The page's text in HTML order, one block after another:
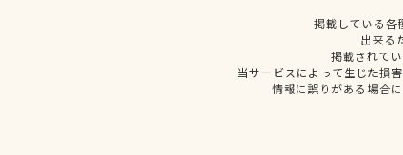
掲載している各
出来る
掲載されて
当サービスによって生じた損
情報に誤りがある場合